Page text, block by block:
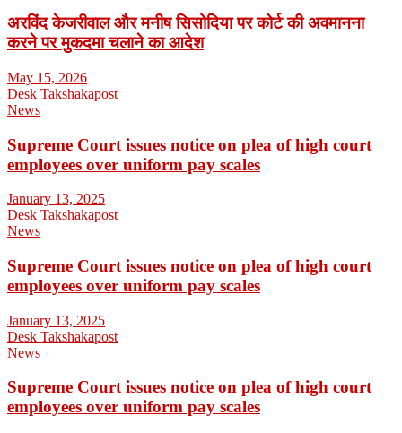
अरविंद केजरीवाल और मनीष सिसोदिया पर कोर्ट की अवमानना
करने पर मुकदमा चलाने का आदेश
May 15, 2026
Desk Takshakapost
News
Supreme Court issues notice on plea of high court
employees over uniform pay scales
January 13, 2025
Desk Takshakapost
News
Supreme Court issues notice on plea of high court
employees over uniform pay scales
January 13, 2025
Desk Takshakapost
News
Supreme Court issues notice on plea of high court
employees over uniform pay scales